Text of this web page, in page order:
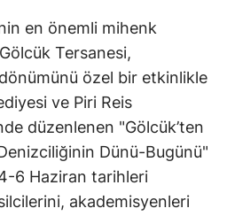
en önemli mihenk
Tersanesi,
özel bir etkinlikle
ve Piri Reis
düzenlenen "Gölcük’ten
Dünü-Bugünü"
6 Haziran tarihleri
akademisyenleri